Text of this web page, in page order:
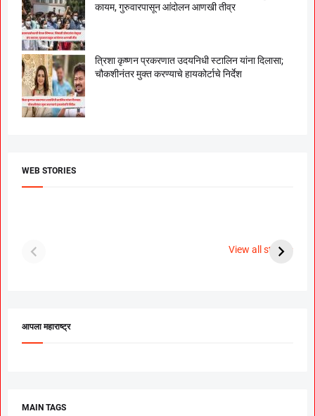
कायम, गुरुवारपासून आंदोलन आणखी तीव्र
त्रिशा कृष्णन प्रकरणात उदयनिधी स्टालिन यांना दिलासा;
चौकशीनंतर मुक्त करण्याचे हायकोर्टाचे निर्देश
WEB STORIES
View all stories
पूजा सावंत ने गुपचूप
आपला महाराष्ट्र
MAIN TAGS